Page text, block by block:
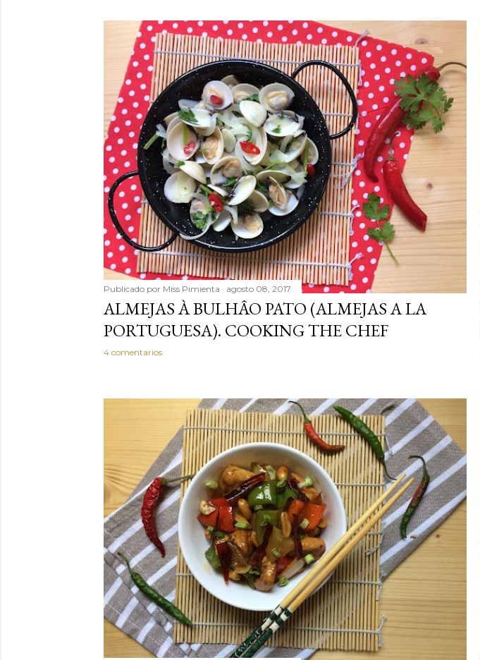
Publicado por Miss Pimienta agosto 08, 2017
ALMEJAS À BULHÂO PATO (ALMEJAS A LA
PORTUGUESA). COOKING THE CHEF
4 comentarios